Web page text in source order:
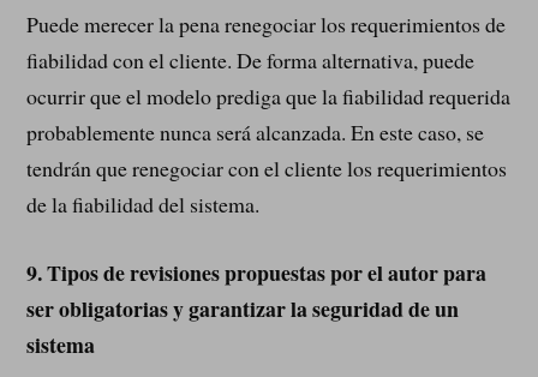
Puede merecer la pena renegociar los requerimientos de
fiabilidad con el cliente. De forma alternativa, puede
ocurrir que el modelo prediga que la fiabilidad requerida
probablemente nunca será alcanzada. En este caso, se
tendrán que renegociar con el cliente los requerimientos
de la fiabilidad del sistema.
9.Tipos de revisiones propuestas por el autor para
ser obligatorias y garantizar la seguridad de un
sistema